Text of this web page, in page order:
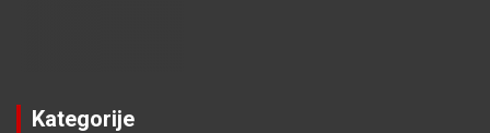
Kategorije